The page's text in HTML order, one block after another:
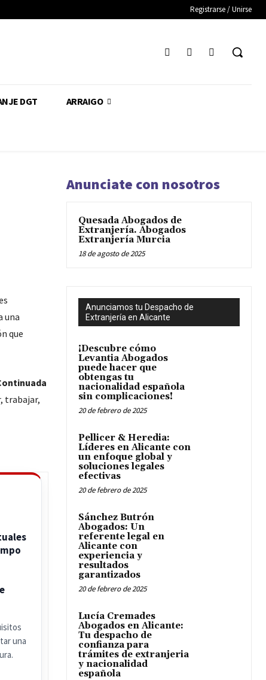
Registrarse / Unirse
DGT ARRAIGO
una
que
trabajar,
una
Anunciate con nosotros
Quesada Abogados de
Extranjería. Abogados
Extranjería Murcia
18 de agosto de 2025
Anunciamos tu Despacho de
Extranjería en Alicante
¡Descubre cómo
Levantia Abogados
puede hacer que
obtengas tu
nacionalidad española
sin complicaciones!
20 de febrero de 2025
Pellicer & Heredia:
Líderes en Alicante con
un enfoque global y
soluciones legales
efectivas
20 de febrero de 2025
Sánchez Butrón
Abogados: Un
referente legal en
Alicante con
experiencia y
resultados
garantizados
20 de febrero de 2025
Lucía Cremades
Abogados en Alicante:
Tu despacho de
confianza para
trámites de extranjeria
y nacionalidad
española